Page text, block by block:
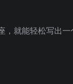
，就能轻松写出一